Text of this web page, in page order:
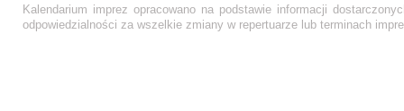
Kalendarium imprez opracowano na podstawie informacji
odpowiedzialności za wszelkie zmiany w repertuarze lub terminach